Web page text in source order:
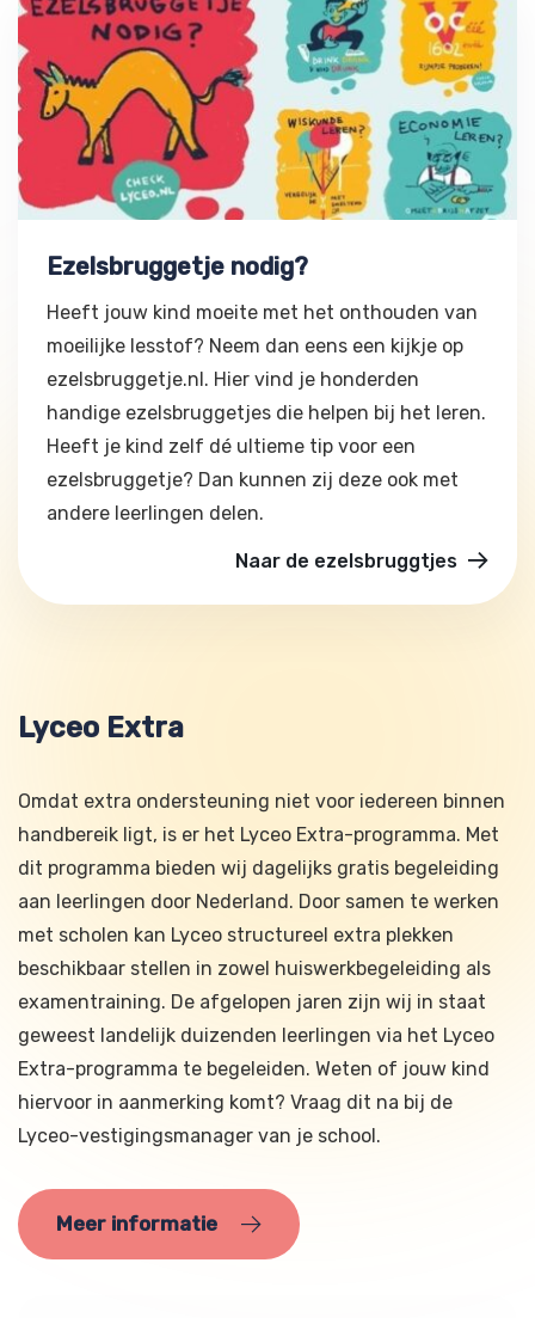
Ezelsbruggetje nodig?
Heeft jouw kind moeite met het onthouden van
moeilijke lesstof? Neem dan eens een kijkje op
ezelsbruggetje.nl. Hier vind je honderden
handige ezelsbruggetjes die helpen bij het leren.
Heeft je kind zelf dé ultieme tip voor een
ezelsbruggetje? Dan kunnen zij deze ook met
andere leerlingen delen.
Naar de ezelsbruggtjes
Lyceo Extra
Omdat extra ondersteuning niet voor iedereen binnen
handbereik ligt, is er het Lyceo Extra-programma. Met
dit programma bieden wij dagelijks gratis begeleiding
aan leerlingen door Nederland. Door samen te werken
met scholen kan Lyceo structureel extra plekken
beschikbaar stellen in zowel huiswerkbegeleiding als
examentraining. De afgelopen jaren zijn wij in staat
geweest landelijk duizenden leerlingen via het Lyceo
Extra-programma te begeleiden. Weten of jouw kind
hiervoor in aanmerking komt? Vraag dit na bij de
Lyceo-vestigingsmanager van je school.
Meer informatie